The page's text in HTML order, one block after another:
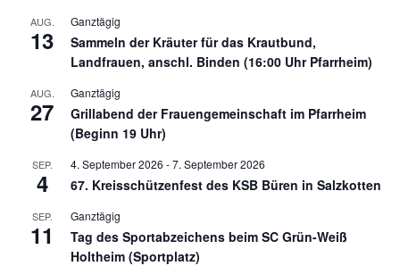
AUG.
13
Ganztägig
Sammeln der Kräuter für das Krautbund,
Landfrauen, anschl. Binden (16:00 Uhr Pfarrheim)
AUG.
27
Ganztägig
Grillabend der Frauengemeinschaft im Pfarrheim
(Beginn 19 Uhr)
SEP.
4
4. September 2026 -7. September 2026
67. Kreisschützenfest des KSB Büren in Salzkotten
SEP.
11
Ganztägig
Tag des Sportabzeichens beim SC Grün-Weiß
Holtheim (Sportplatz)